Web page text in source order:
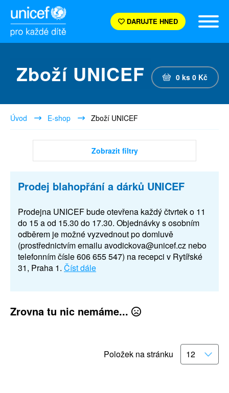
DARUJTE HNED
Zboží UNICEF 0 ks 0 Kč
Úvod E-shop Zboží UNICEF
Zobrazit filtry
Prodej blahopřání a dárků UNICEF
Prodejna UNICEF bude otevřena každý čtvrtek o 11
do 15 a od 15.30 do 17.30. Objednávky s osobním
odběrem je možné vyzvednout po domluvě
(prostřednictvím emailu avodickova@unicef.cz nebo
telefonním čísle 606 655 547) na recepci v Rytířské
31, Praha 1. Číst dále
Zrovna tu nic nemáme...
Položek na stránku